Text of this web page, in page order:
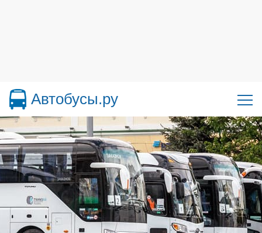
Автобусы.ру